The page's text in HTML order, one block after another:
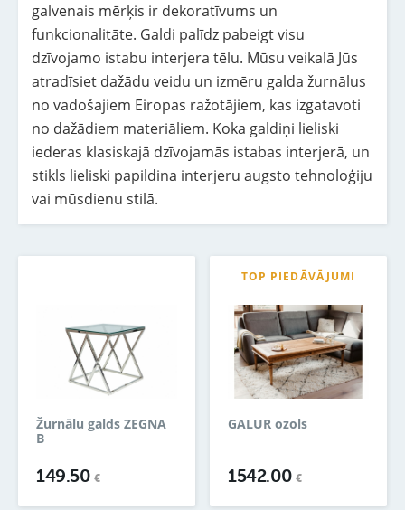
galvenais mērķis ir dekoratīvums un
funkcionalitāte. Galdi palīdz pabeigt visu
dzīvojamo istabu interjera tēlu. Mūsu veikalā Jūs
atradīsiet dažādu veidu un izmēru galda žurnālus
no vadošajiem Eiropas ražotājiem, kas izgatavoti
no dažādiem materiāliem. Koka galdiņi lieliski
iederas klasiskajā dzīvojamās istabas interjerā, un
stikls lieliski papildina interjeru augsto tehnoloģiju
vai mūsdienu stilā.
Žurnālu galds ZEGNA
B
149.50€
TOP PIEDĀVĀJUMI
GALUR ozols
1542.00 €